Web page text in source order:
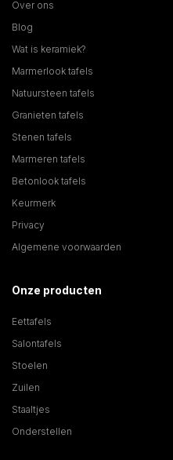
Over ons
Blog
Wat is keramiek?
Marmerlook tafels
Natuursteen tafels
Granieten tafels
Stenen tafels
Marmeren tafels
Betonlook tafels
Keurmerk
Privacy
Algemene voorwaarden
Onze producten
Eettafels
Salontafels
Stoelen
Zuilen
Staaltjes
Onderstellen